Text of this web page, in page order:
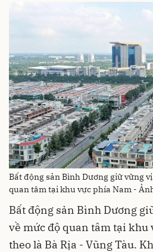
Bất động sản Bình Dương giữ vững
quan tâm tại khu vực phía Nam -
Bất động sản Bình Dương
về mức độ quan tâm tại khu
theo là Bà Rịa - Vũng Tàu.